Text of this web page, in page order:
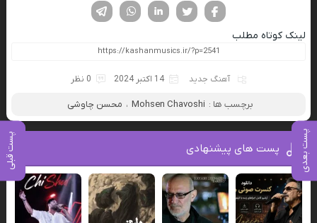
پست بعدی پست قبلی
لینکدین تویتر
فیسوک
لینک کوتاه مطلب
آهنگ جدید 14 اکتبر 2024 0 نظر
برچسب ها : Mohsen Chavoshi ، محسن چاوشی
پست های پیشنهادی